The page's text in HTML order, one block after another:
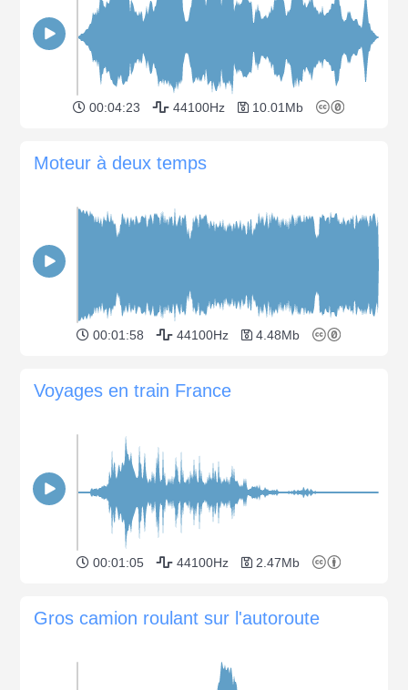
00:04:23 44100Hz 10.01Mb
Moteur à deux temps
00:01:58 44100Hz 4.48Mb
Voyages en train France
00:01:05 44100Hz 2.47Mb
Gros camion roulant sur l'autoroute